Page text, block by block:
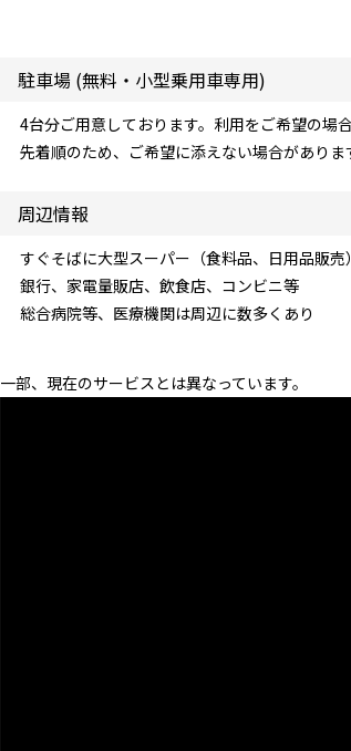
駐車場 (無料・小型乗用車専用)
4台分ご用意しております。利用をご希望の場
先着順のため、ご希望に添えない場合があり
周辺情報
すぐそばに大型スーパー（食料品、日用品販売
銀行、家電量販店、飲食店、コンビニ等
総合病院等、医療機関は周辺に数多くあり
一部、現在のサービスとは異なっています。